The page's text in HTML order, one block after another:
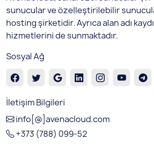
sunucular ve özelleştirilebilir
hosting şirketidir. Ayrıca alan adı
hizmetlerini de sunmaktadır.
Sosyal Ağ
İletişim Bilgileri
info[@]avenacloud.com
+373 (788) 099-52